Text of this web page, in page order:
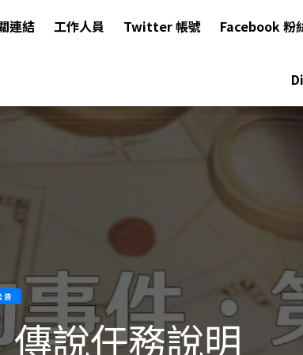
連結 工作人員 Twitter 帳號 Facebook 粉
告
說任務說明